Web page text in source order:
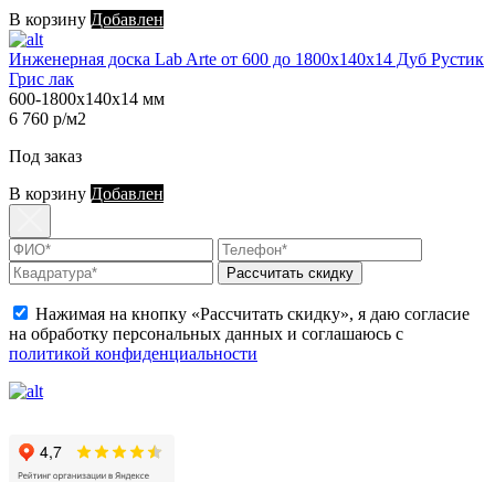
В корзину Добавлен
Инженерная доска Lab Arte от 600 до 1800х140х14 Дуб Рустик
Грис лак
600-1800х140х14 мм
6 760 р/м2
Под заказ
В корзину Добавлен
Рассчитать скидку
Нажимая на кнопку «Рассчитать скидку», я даю согласие
на обработку персональных данных и соглашаюсь с
политикой конфиденциальности